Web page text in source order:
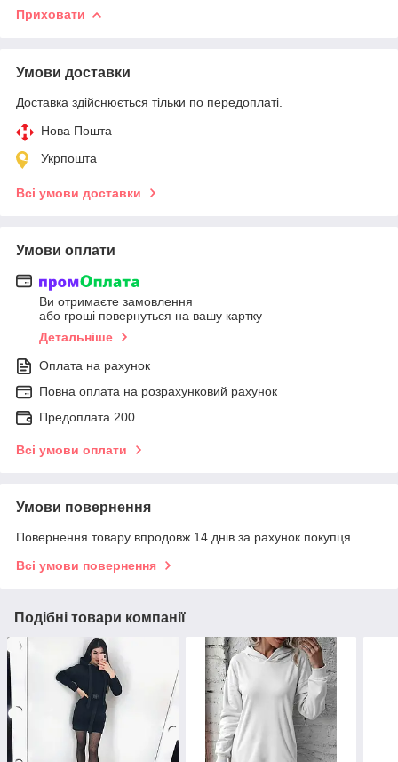
Приховати
Умови доставки
Доставка здійснюється тільки по передоплаті.
Нова Пошта
Укрпошта
Всі умови доставки
Умови оплати
Ви отримаєте замовлення
або гроші повернуться на вашу картку
Детальніше
Оплата на рахунок
Повна оплата на розрахунковий рахунок
Предоплата 200
Всі умови оплати
Умови повернення
Повернення товару впродовж 14 днів за рахунок покупця
Всі умови повернення
Подібні товари компанії